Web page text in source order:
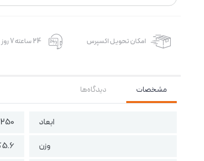
امکان تحویل اکسپرس 24 ساعته 7 روز هفته
مشخصات دیدگاه‌ها
ابعاد
250 در 250 در 555 میلی‌متر
وزن
5.6 کیلو گرم